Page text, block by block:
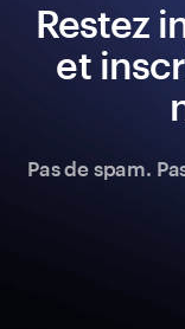
Restez
et
Pas de spam.